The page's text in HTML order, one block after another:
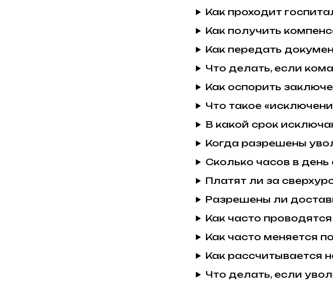
Как проходит
Как получить
Как передать
Что делать, если
Как оспорить
Что такое
В какой срок
Когда разрешены
Сколько часов в день
Платят ли за
Разрешены ли
Как часто
Как часто меняется
Как рассчитывается
Что делать, если